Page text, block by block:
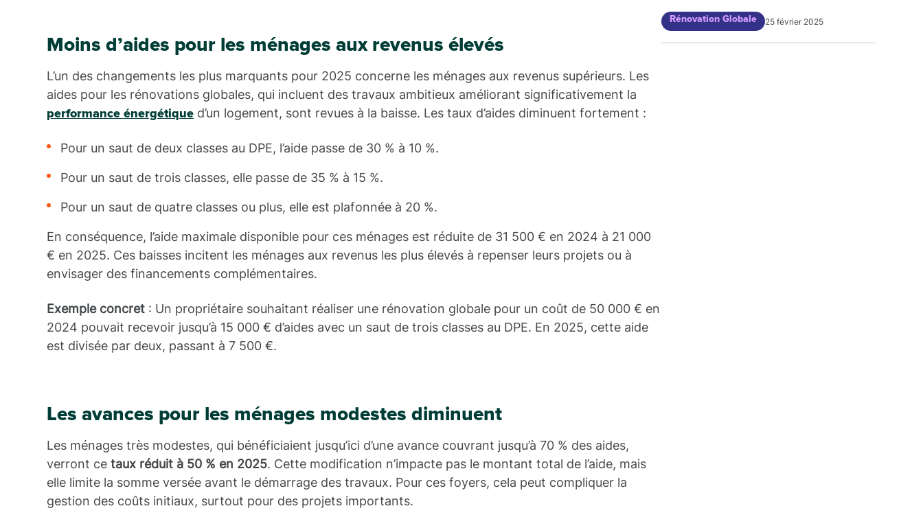
Moins d’aides pour les ménages aux revenus élevés
L’un des changements les plus marquants pour 2025 concerne les ménages aux revenus supérieurs. Les
aides pour les rénovations globales, qui incluent des travaux ambitieux améliorant significativement la
performance énergétique d’un logement, sont revues à la baisse. Les taux d’aides diminuent fortement :
Pour un saut de deux classes au DPE, l’aide passe de 30 % à 10 %.
Pour un saut de trois classes, elle passe de 35 % à 15 %.
Pour un saut de quatre classes ou plus, elle est plafonnée à 20 %.
En conséquence, l’aide maximale disponible pour ces ménages est réduite de 31 500 € en 2024 à 21 000
€ en 2025. Ces baisses incitent les ménages aux revenus les plus élevés à repenser leurs projets ou à
envisager des financements complémentaires.
Exemple concret : Un propriétaire souhaitant réaliser une rénovation globale pour un coût de 50 000 € en
2024 pouvait recevoir jusqu’à 15 000 € d’aides avec un saut de trois classes au DPE. En 2025, cette aide
est divisée par deux, passant à 7 500 €.
Les avances pour les ménages modestes diminuent
Les ménages très modestes, qui bénéficiaient jusqu’ici d’une avance couvrant jusqu’à 70 % des aides,
verront ce taux réduit à 50 % en 2025. Cette modification n’impacte pas le montant total de l’aide, mais
elle limite la somme versée avant le démarrage des travaux. Pour ces foyers, cela peut compliquer la
gestion des coûts initiaux, surtout pour des projets importants.
Rénovation Globale 25 février 2025